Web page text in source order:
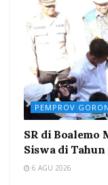
PEMPROV
SR di Boalemo
Siswa di Tahun
6 AGU 2026